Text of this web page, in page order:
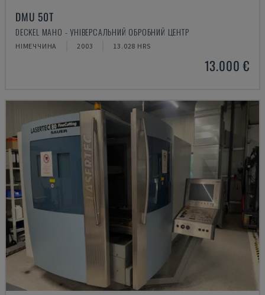
DMU 50T
DECKEL MAHO - УНІВЕРСАЛЬНИЙ ОБРОБНИЙ ЦЕНТР
НІМЕЧЧИНА 2003 13.028 HRS
13.000 €